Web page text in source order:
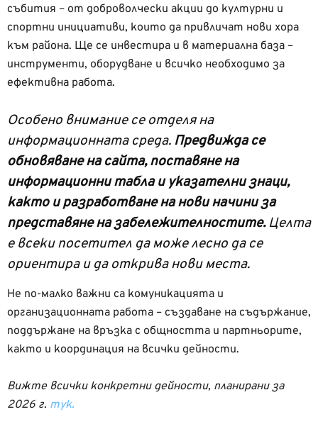
събития – от доброволчески акции до културни и
спортни инициативи, които да привличат нови хора
към района. Ще се инвестира и в материална база –
инструменти, оборудване и всичко необходимо за
ефективна работа.
Особено внимание се отделя на
информационната среда. Предвижда се
обновяване на сайта, поставяне на
информационни табла и указателни знаци,
както и разработване на нови начини за
представяне на забележителностите.Целта
е всеки посетител да може лесно да се
ориентира и да открива нови места.
Не по-малко важни са комуникацията и
организационната работа – създаване на съдържание,
поддържане на връзка с общността и партньорите,
както и координация на всички дейности.
Вижте всички конкретни дейности, планирани за
2026 г. тук.